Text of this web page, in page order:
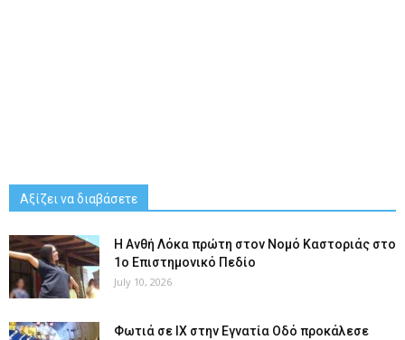
Αξίζει να διαβάσετε
Η Ανθή Λόκα πρώτη στον Νομό Καστοριάς στο
1ο Επιστημονικό Πεδίο
July 10, 2026
Φωτιά σε ΙΧ στην Εγνατία Οδό προκάλεσε